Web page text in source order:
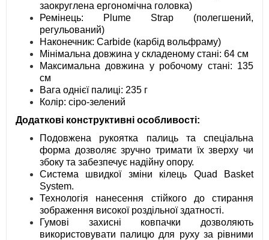
заокруглена ергономічна головка)
Ремінець: Plume Strap (полегшений,
регульований)
Наконечник: Carbide (карбід вольфраму)
Мінімальна довжина у складеному стані: 64 см
Максимальна довжина у робочому стані: 135
см
Вага однієї палиці: 235 г
Колір: сіро-зелений
Додаткові конструктивні особливості:
Подовжена рукоятка палиць та спеціальна
форма дозволяє зручно тримати їх зверху чи
збоку та забезпечує надійну опору.
Система швидкої зміни кілець Quad Basket
System.
Технологія нанесення стійкого до стирання
зображення високої роздільної здатності.
Гумові захисні ковпачки дозволяють
використовувати палицю для руху за рівними